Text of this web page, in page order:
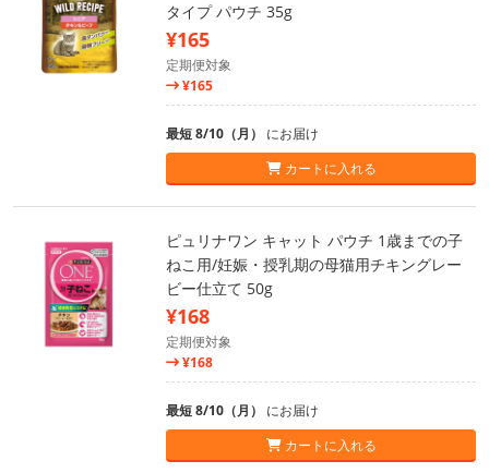
タイプ パウチ 35g
¥165
定期便対象
¥165
最短 8/10（月） にお届け
カートに入れる
ピュリナワン キャット パウチ 1歳までの子
ねこ用/妊娠・授乳期の母猫用チキングレー
ビー仕立て 50g
¥168
定期便対象
¥168
最短 8/10（月） にお届け
カートに入れる